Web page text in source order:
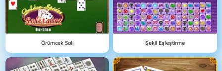
Örümcek Soli Şekil Eşleştirme